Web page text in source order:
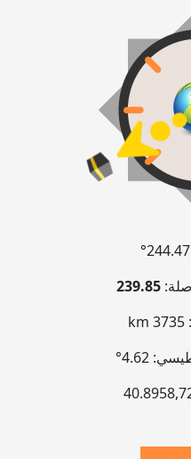
244.47°
239.85
3735 km
4.62°
40.8958,